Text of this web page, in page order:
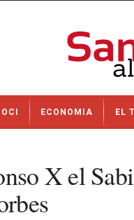
OCI ECONOMIA EL
X el